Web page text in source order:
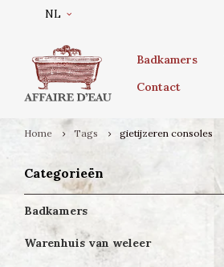
NL
Badkamers
Contact
Home Tags gietijzeren consoles
Categorieën
Badkamers
Warenhuis van weleer